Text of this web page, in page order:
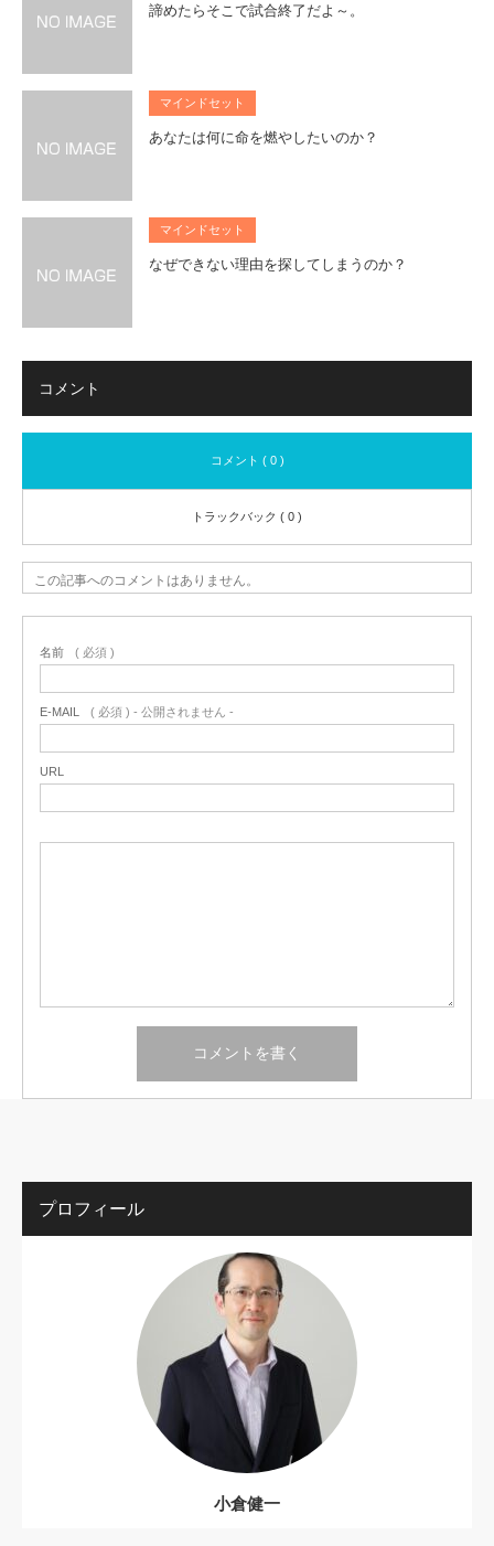
諦めたらそこで試合終了だよ～。
マインドセット
あなたは何に命を燃やしたいのか？
マインドセット
なぜできない理由を探してしまうのか？
コメント
コメント ( 0 )
トラックバック ( 0 )
この記事へのコメントはありません。
名前 ( 必須 )
E-MAIL ( 必須 ) - 公開されません -
URL
プロフィール
小倉健一